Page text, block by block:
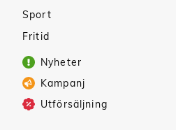
Sport
Fritid
Nyheter
Kampanj
Utförsäljning